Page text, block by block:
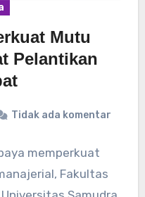
Mutu
Pelantikan
Tidak ada komentar
memperkuat
Fakultas